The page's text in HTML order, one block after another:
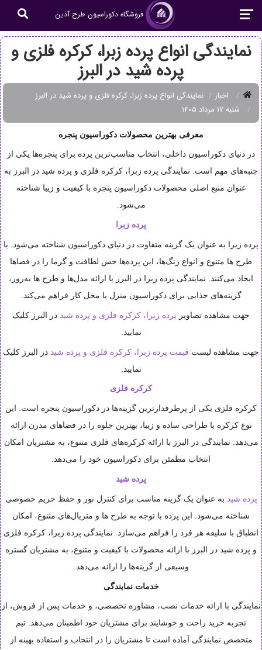
فروشگاه دکوراسیون طرح آذین
نمایندگی انواع پرده زبرا، کرکره فلزی و
پرده شید در البرز
اخبار
نمایندگی انواع پرده زبرا، کرکره فلزی و پرده شید در البرز
شنبه ۱۷ مرداد ۱۴۰۵
معرفی بهترین محصولات دکوراسیون پنجره
در دنیای دکوراسیون داخلی، انتخاب مناسب‌ترین پرده برای پنجره‌ها یکی از
جنبه‌های مهم است. نمایندگی پرده زبرا، کرکره فلزی و پرده شید در البرز به
عنوان منبع اصلی محصولات دکوراسیون پنجره با کیفیت و زیبا شناخته
می‌شود.
پرده زبرا
پرده زبرا به عنوان یک گزینه متفاوت در دنیای دکوراسیون شناخته می‌شود. با
طرح ها متنوع و انواع رنگ‌ها، این پرده‌ها حس لطافت و گرما را در فضاها
ایجاد می‌کنند. نمایندگی پرده زبرا در البرز با ارائه مدل‌ها و طرح ها به‌روز،
گزینه‌های جذابی برای دکوراسیون منزل یا محل کار فراهم می‌کند.
جهت مشاهده تصاویر پرده زبرا، کرکره فلزی و پرده شید در البرز کلیک
نمایید.
جهت مشاهده لیست قیمت پرده زبرا، کرکره فلزی و پرده شید در البرز کلیک
نمایید.
کرکره فلزی
کرکره فلزی یکی از پرطرفدارترین گزینه‌ها در دکوراسیون پنجره است. این
نوع کرکره با طراحی ساده و زیبا، بهترین جلوه را در فضاهای مدرن ارائه
می‌دهد. نمایندگی در البرز با ارائه کرکره‌های فلزی متنوع، به مشتریان امکان
انتخاب مطمئن برای دکوراسیون خود را می‌دهد.
پرده شید
پرده شید به عنوان یک گزینه مناسب برای کنترل نور و حفظ حریم خصوصی
شناخته می‌شود. این پرده با توجه به طرح ها و متریال‌های متنوع، امکان
انطباق با سلیقه هر فرد را فراهم می‌سازد. نمایندگی پرده زبرا، کرکره فلزی
و پرده شید در البرز با ارائه محصولات با کیفیت و متنوع، به مشتریان گستره
وسیعی از گزینه‌ها را ارائه می‌دهد.
خدمات نمایندگی
نمایندگی با ارائه خدمات نصب، مشاوره تخصصی، و خدمات پس از فروش، از
تجربه خرید راحت و خوشایند برای مشتریان خود اطمینان می‌دهد. تیم
متخصص نمایندگی آماده است تا مشتریان را در انتخاب و استفاده بهینه از